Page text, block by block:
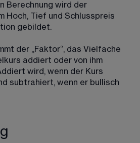
Berechnung wird der
Hoch, Tief und Schlusspreis
gebildet.
der „Faktor“, das Vielfache
addiert oder von ihm
wird, wenn der Kurs
subtrahiert, wenn er bullisch